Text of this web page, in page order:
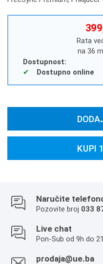
Rata
na 36
Dostupnost:
Dostupno online
KUPI
Naručite
Pozovite broj 033
Live chat
Pon-Sub od 9h do
prodaja@ue.ba